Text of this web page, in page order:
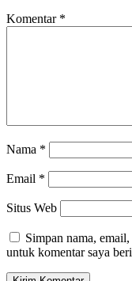
Komentar *
Nama *
Email *
Situs Web
Simpan nama,
untuk komentar saya